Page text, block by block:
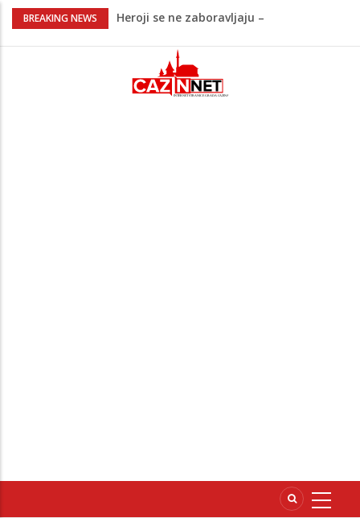
BREAKING NEWS
Heroji se ne zaboravljaju –
Video/ Severina prekinula koncert i
poslala poruku o Srebrenici: Kad svi